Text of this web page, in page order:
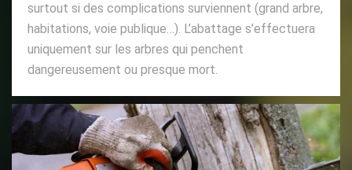
surtout si des complications surviennent (grand arbre,
habitations, voie publique…). L’abattage s’effectuera
uniquement sur les arbres qui penchent
dangereusement ou presque mort.